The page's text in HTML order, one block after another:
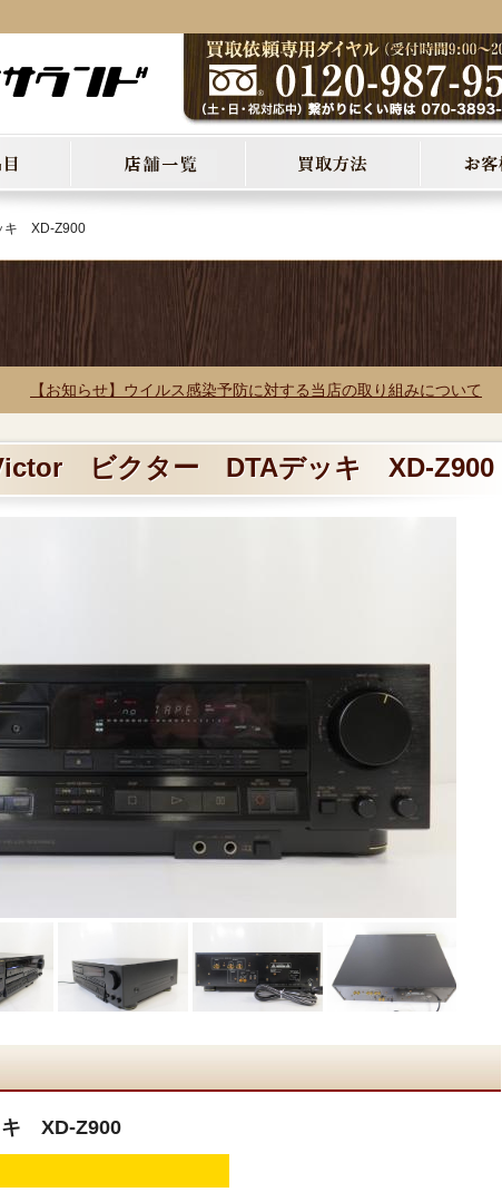
キ XD-Z900
【お知らせ】ウイルス感染予防に対する当店の取り組みについて
ビクター DTAデッキ XD-Z900
XD-Z900